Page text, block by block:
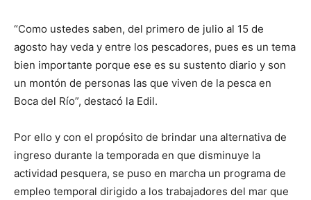
“Como ustedes saben, del primero de julio al 15 de
agosto hay veda y entre los pescadores, pues es un tema
bien importante porque ese es su sustento diario y son
un montón de personas las que viven de la pesca en
Boca del Río”, destacó la Edil.
Por ello y con el propósito de brindar una alternativa de
ingreso durante la temporada en que disminuye la
actividad pesquera, se puso en marcha un programa de
empleo temporal dirigido a los trabajadores del mar que